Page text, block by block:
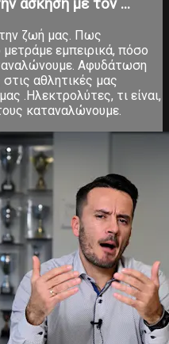
άσκηση με τον ...
ζωή μας. Πως
εμπειρικά, πόσο
Αφυδάτωση
αθλητικές μας
.Ηλεκτρολύτες, τι είναι,
καταναλώνουμε.